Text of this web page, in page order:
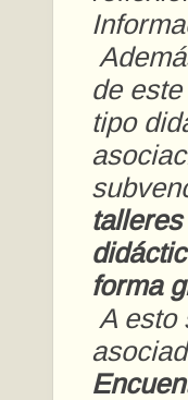
de
tipo
forma
A esto